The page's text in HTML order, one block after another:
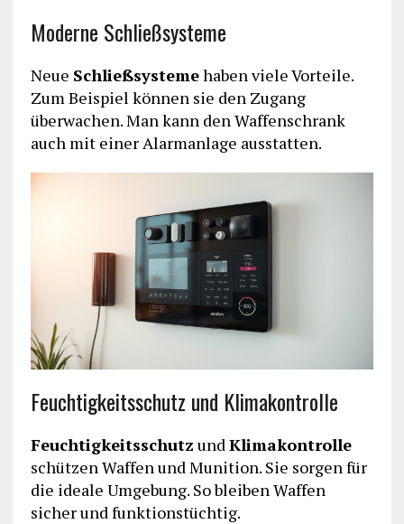
Moderne Schließsysteme
Neue Schließsystemehaben viele Vorteile.
Zum Beispiel können sie den Zugang
überwachen. Man kann den Waffenschrank
auch mit einer Alarmanlage ausstatten.
Feuchtigkeitsschutz und Klimakontrolle
Feuchtigkeitsschutz und Klimakontrolle
schützen Waffen und Munition. Sie sorgen für
die ideale Umgebung. So bleiben Waffen
sicher und funktionstüchtig.